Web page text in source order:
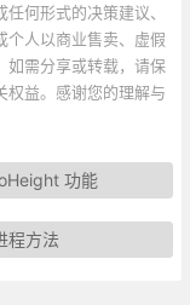
何形式的决策建议、
个人以商业售卖、虚假
如需分享或转载，请保
权益。感谢您的理解与
功能
程方法